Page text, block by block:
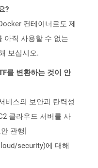
?
컨테이너로도 제
아직 사용할 수 없는
보십시오.
를 변환하는 것이 안
비스의 보안과 탄력성
클라우드 서버를 사
관행]
security)에 대해